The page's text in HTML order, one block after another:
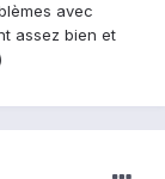
avec
assez bien et